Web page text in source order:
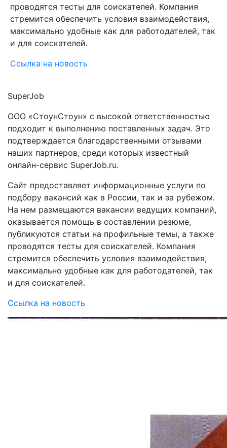
проводятся тесты для соискателей. Компания
стремится обеспечить условия взаимодействия,
максимально удобные как для работодателей, так
и для соискателей.
Ссылка на новость
SuperJob
ООО «СтоунСтоун» с высокой ответственностью
подходит к выполнению поставленных задач. Это
подтверждается благодарственными отзывами
наших партнеров, среди которых известный
онлайн-сервис SuperJob.ru.
Сайт предоставляет информационные услуги по
подбору вакансий как в России, так и за рубежом.
На нем размещаются вакансии ведущих компаний,
оказывается помощь в составлении резюме,
публикуются статьи на профильные темы, а также
проводятся тесты для соискателей. Компания
стремится обеспечить условия взаимодействия,
максимально удобные как для работодателей, так
и для соискателей.
Ссылка на новость